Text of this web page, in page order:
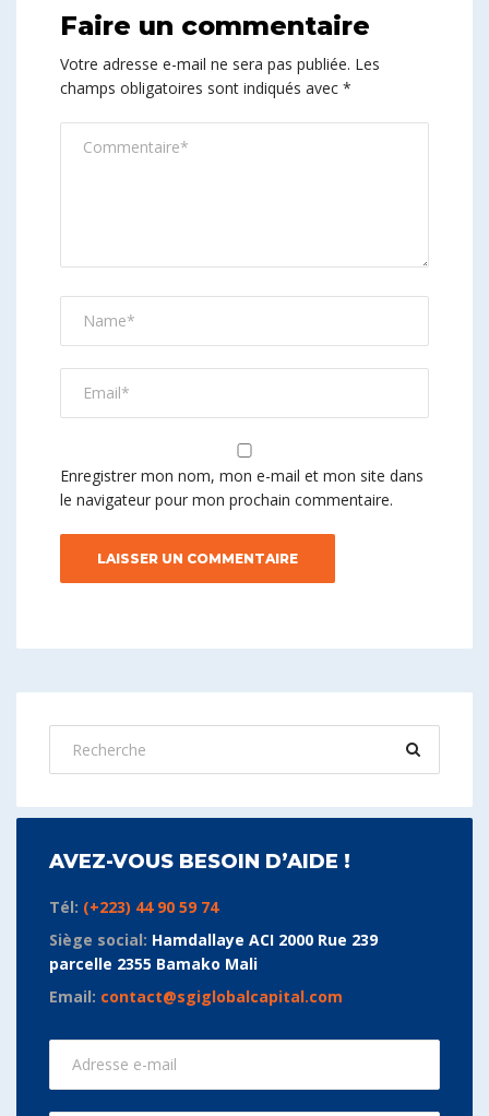
Faire un commentaire
Votre adresse e-mail ne sera pas publiée. Les
champs obligatoires sont indiqués avec *
Enregistrer mon nom, mon e-mail et mon site dans
le navigateur pour mon prochain commentaire.
AVEZ-VOUS BESOIN D’AIDE !
Tél: (+223) 44 90 59 74
Siège social: Hamdallaye ACI 2000 Rue 239
parcelle 2355 Bamako Mali
Email: contact@sgiglobalcapital.com